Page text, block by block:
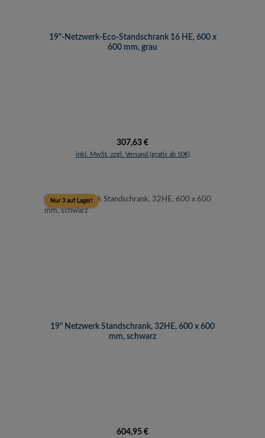
19"-Netzwerk-Eco-Standschrank 16 HE, 600 x
600 mm, grau
Regulärer Preis:
307,63 €
inkl. MwSt. zzgl. Versand (gratis ab 50€)
Nur 3 auf Lager!
19" Netzwerk Standschrank, 32HE, 600 x 600
mm, schwarz
Regulärer Preis:
604,95 €